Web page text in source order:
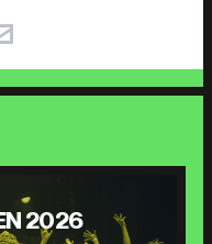
2026